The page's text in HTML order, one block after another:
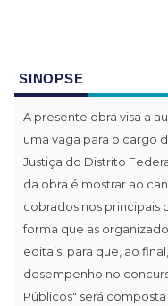
SINOPSE
A presente obra visa a
uma vaga para o cargo
Justiça do Distrito
da obra é mostrar ao
cobrados nos principais
forma que as
editais, para que, ao
desempenho no
Públicos" será